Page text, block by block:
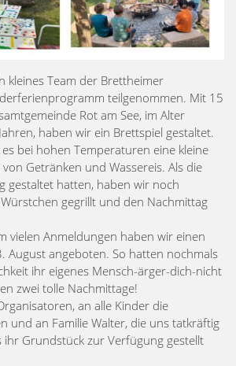
kleines Team der Brettheimer
teilgenommen. Mit 15
Rot am See, im Alter
haben wir ein Brettspiel gestaltet.
bei hohen Temperaturen eine kleine
Getränken und Wassereis. Als die
gestaltet hatten, haben wir noch
gegrillt und den Nachmittag
vielen Anmeldungen haben wir einen
August angeboten. So hatten nochmals
ihr eigenes Mensch-ärger-dich-nicht
zwei tolle Nachmittage!
an alle Kinder die
und an Familie Walter, die uns tatkräftig
Grundstück zur Verfügung gestellt